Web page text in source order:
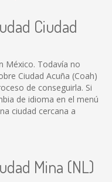
Ciudad
México. Todavía no
Ciudad Acuña (Coah)
de conseguirla. Si
de idioma en el menú
ciudad cercana a
Mina (NL)